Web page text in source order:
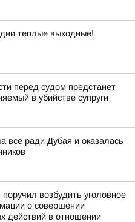
теплые выходные!
перед судом предстанет
в убийстве супруги
всё ради Дубая и оказалась
возбудить уголовное
о совершении
действий в отношении